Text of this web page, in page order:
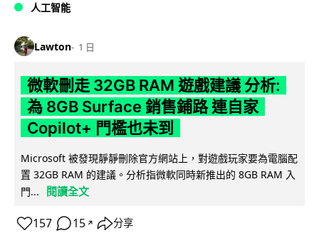
人工智能
Lawton 1 日
微軟刪走 32GB RAM 遊戲建議 分析:
為 8GB Surface 銷售鋪路 連自家
Copilot+ 門檻也未到
Microsoft 被發現靜靜刪除官方網站上，對遊戲玩家要為電腦配
置 32GB RAM 的建議。分析指微軟同時新推出的 8GB RAM 入
門...
閱讀全文
157 15 ↗ 分享